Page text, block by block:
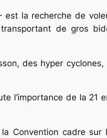
la recherche de
de gros
des hyper cyclones,
l’importance de la 21
Convention cadre sur